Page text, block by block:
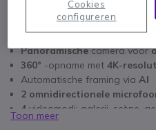
Belangrijkste kenmerken
Panoramischecameravoor
360° -opname met 4K-
Automatische framing via AI
2 omnidirectionele
4 videomodi: galerij, scène,
Plug & Play-
Toon meer
Cookies
configureren